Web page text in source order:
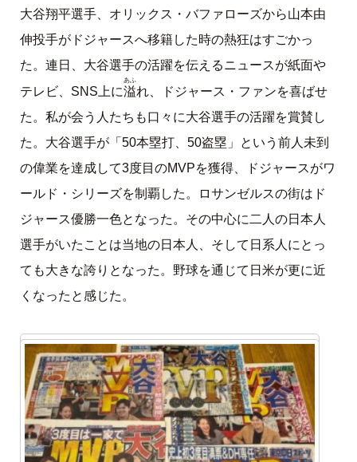
大谷翔平選手、オリックス・バファローズから山本由
伸投手がドジャースへ移籍した時の熱狂はすごかっ
た。連日、大谷選手の活躍を伝えるニュースが紙面や
テレビ、SNS上に溢
あふ
れ、ドジャース・ファンを喜ばせ
た。私が会う人たちも口々に大谷選手の活躍を賞賛し
た。大谷選手が「50本塁打、50盗塁」という前人未到
の偉業を達成して3度目のMVPを獲得、ドジャースがワ
ールド・シリーズを制覇した。ロサンゼルスの街はド
ジャース優勝一色となった。その中心に二人の日本人
選手がいたことは当地の日本人、そして日系人にとっ
ても大きな誇りとなった。野球を通じて日米が更に近
くなったと感じた。